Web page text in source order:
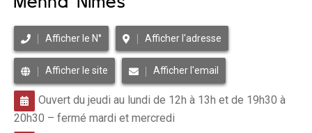
Afficher le N° Afficher l'adresse
Afficher le site Afficher l'email
Ouvert du jeudi au lundi de 12h à 13h et de 19h30 à
20h30 – fermé mardi et mercredi